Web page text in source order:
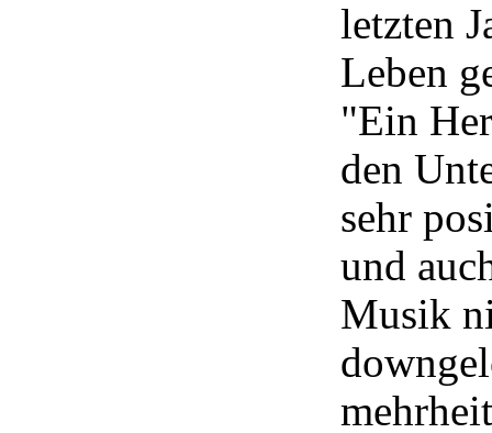
letzten
Leben
"Ein
den
sehr
und
Musik